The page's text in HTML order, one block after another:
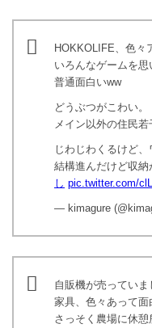
HOKKOLIFE、色々
いろんなゲームを思
普通面白いww
どうぶつがこわい。
メイン以外の住民
じわじわくるけど、
結構進んだけど収納
し pic.twitter.com/
— kimagure
自販機が売っていま
家具、色々あって面
さっそく農場に休